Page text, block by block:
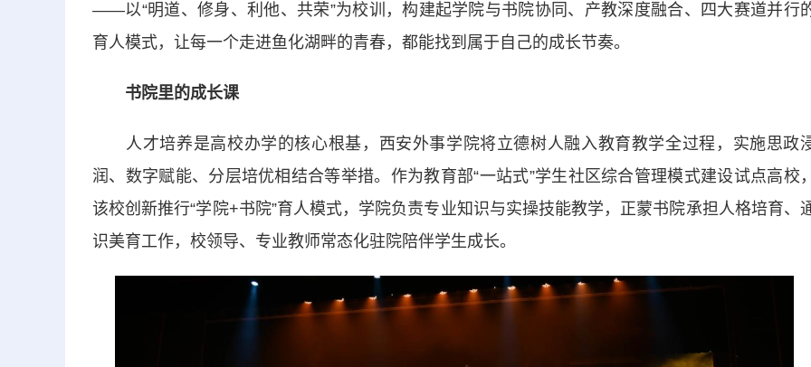
——以“明道、修身、利他、共荣”为校训，构建起学院与书院协同、产教深度融合、四大赛道并行
育人模式，让每一个走进鱼化湖畔的青春，都能找到属于自己的成长节奏。
书院里的成长课
人才培养是高校办学的核心根基，西安外事学院将立德树人融入教育教学全过程，实施思政
润、数字赋能、分层培优相结合等举措。作为教育部“一站式”学生社区综合管理模式建设试点高校
该校创新推行“学院+书院”育人模式，学院负责专业知识与实操技能教学，正蒙书院承担人格培育、
识美育工作，校领导、专业教师常态化驻院陪伴学生成长。